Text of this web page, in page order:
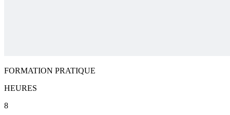
FORMATION PRATIQUE
HEURES
8